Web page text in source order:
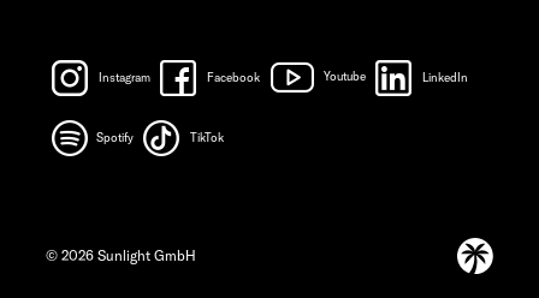
Instagram Facebook Youtube LinkedIn
Spotify TikTok
© 2026 Sunlight GmbH